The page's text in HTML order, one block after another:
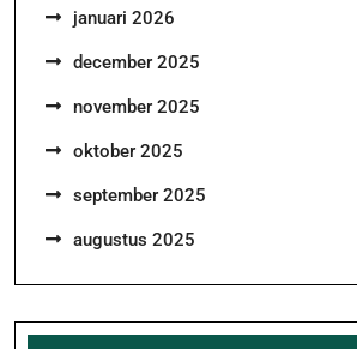
januari 2026
december 2025
november 2025
oktober 2025
september 2025
augustus 2025